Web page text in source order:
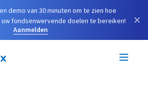
demo van 30 minuten om te zien hoe
uw fondsenwervende doelen te bereiken!
Aanmelden
×